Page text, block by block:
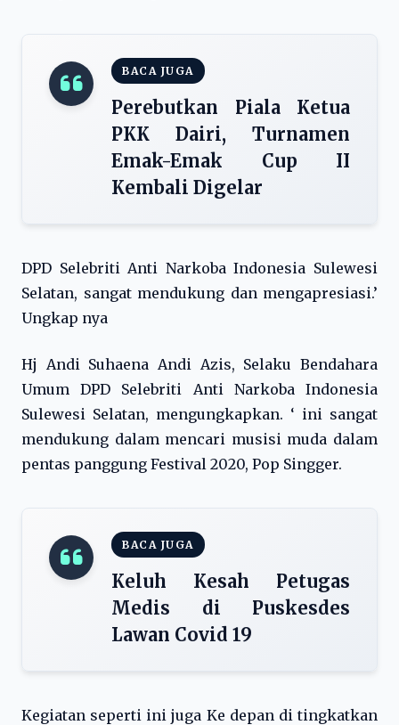
BACA JUGA
Perebutkan Piala Ketua
PKK Dairi, Turnamen
Emak-Emak Cup II
Kembali Digelar
DPD Selebriti Anti Narkoba Indonesia Sulewesi
Selatan, sangat mendukung dan mengapresiasi.’
Ungkap nya
Hj Andi Suhaena Andi Azis, Selaku Bendahara
Umum DPD Selebriti Anti Narkoba Indonesia
Sulewesi Selatan, mengungkapkan. ‘ ini sangat
mendukung dalam mencari musisi muda dalam
pentas panggung Festival 2020, Pop Singger.
BACA JUGA
Keluh Kesah Petugas
Medis di Puskesdes
Lawan Covid 19
Kegiatan seperti ini juga Ke depan di tingkatkan